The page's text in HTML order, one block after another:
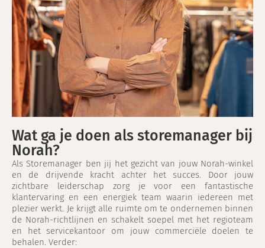
Wat ga je doen als storemanager bij
Norah?
Als Storemanager ben jij het gezicht van jouw Norah-winkel
en de drijvende kracht achter het succes. Door jouw
zichtbare leiderschap zorg je voor een fantastische
klantervaring en een energiek team waarin iedereen met
plezier werkt. Je krijgt alle ruimte om te ondernemen binnen
de Norah-richtlijnen en schakelt soepel met het regioteam
en het servicekantoor om jouw commerciële doelen te
behalen. Verder: